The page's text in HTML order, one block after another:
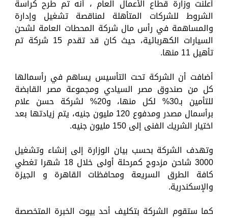
أعلنت وزارة قطاع الأعمال العام ، أنه تم طرح كراسة
الشروط للشركات المتأهلة لمناقصة تشغيل وإدارة
والمساهمة في رأس مال شركة المحطات العامة لشحن
السيارات الكهربائية، حيث كان قد تقدم 15 شركة تم
تأهيل 11 منها.
أضافت أن الشركة تحت التأسيس يساهم في رأسمالها
كل من صندوق مصر السيادي ومجموعة مصر القابضة
للتأمين بـ30% لكل منها، و20% لشركة حسن علام
برأسمال مصدر ومدفوع 120 مليون جنيه، يتم زيادتها بعد
اختيار الشريك الفنى إلى 150 مليون جنيه.
وتهدف الشركة بحسب بيان الوزارة إلى إنشاء وتشغيل
3000 شاحن مزدوج كمرحلة أولى خلال 18 شهرا تغطي
كافة الطرق السريعة ومحافظات القاهرة و الجيزة
والإسكندرية.
كما ستقوم الشركة بتكليف أحد بيوت الخبرة المتخصصة